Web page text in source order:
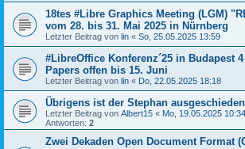
18tes #Libre Graphics Meeting (LGM)
vom 28. bis 31. Mai 2025 in Nürnberg
Letzter Beitrag von lin « So, 25.05.2025 13:59
#LibreOffice Konferenz´25 in Budapest
Papers offen bis 15. Juni
Letzter Beitrag von lin « Do, 22.05.2025 18:18
Übrigens ist der Stephan
Letzter Beitrag von Albert15 « Mo, 19.05.2025 10:34
Antworten: 2
Zwei Dekaden Open Document Format